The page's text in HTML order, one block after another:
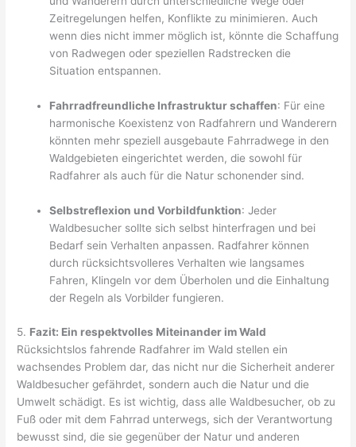
Zeitregelungen helfen, Konflikte zu minimieren. Auch
wenn dies nicht immer möglich ist, könnte die Schaffung
von Radwegen oder speziellen Radstrecken die
Situation entspannen.
Fahrradfreundliche Infrastruktur schaffen: Für eine
harmonische Koexistenz von Radfahrern und Wanderern
könnten mehr speziell ausgebaute Fahrradwege in den
Waldgebieten eingerichtet werden, die sowohl für
Radfahrer als auch für die Natur schonender sind.
Selbstreflexion und Vorbildfunktion: Jeder
Waldbesucher sollte sich selbst hinterfragen und bei
Bedarf sein Verhalten anpassen. Radfahrer können
durch rücksichtsvolleres Verhalten wie langsames
Fahren, Klingeln vor dem Überholen und die Einhaltung
der Regeln als Vorbilder fungieren.
5. Fazit: Ein respektvolles Miteinander im Wald
Rücksichtslos fahrende Radfahrer im Wald stellen ein
wachsendes Problem dar, das nicht nur die Sicherheit anderer
Waldbesucher gefährdet, sondern auch die Natur und die
Umwelt schädigt. Es ist wichtig, dass alle Waldbesucher, ob zu
Fuß oder mit dem Fahrrad unterwegs, sich der Verantwortung
bewusst sind, die sie gegenüber der Natur und anderen